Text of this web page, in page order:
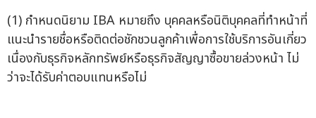
(1) กำหนดนิยาม IBA หมายถึง บุคคลหรือนิติบุคคลที่ทำหน้าที่
แนะนำรายชื่อหรือติดต่อชักชวนลูกค้าเพื่อการใช้บริการอันเกี่ยว
เนื่องกับธุรกิจหลักทรัพย์หรือธุรกิจสัญญาซื้อขายล่วงหน้า ไม่
ว่าจะได้รับค่าตอบแทนหรือไม่